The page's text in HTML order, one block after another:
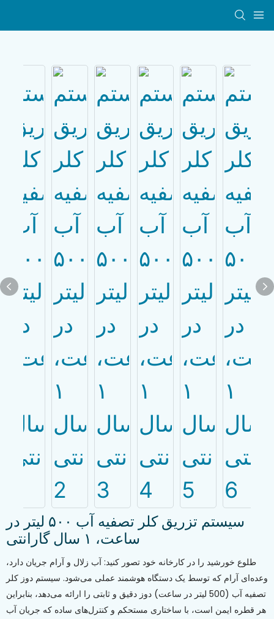
سیستم تزریق کلر تصفیه آب ۵۰۰ لیتر در
ساعت، ۱ سال گارانتی
طلوع خورشید را در کارخانه خود تصور کنید: آب زلال و آرام جریان دارد،
وعده‌ای آرام که توسط یک دستگاه هوشمند عملی می‌شود. سیستم دوز کلر
تصفیه آب (500 لیتر در ساعت) دوز دقیق و ثابتی را ارائه می‌دهد، بنابراین
هر قطره ایمن است، با ساختاری مستحکم و کنترل‌های ساده که جریان آب